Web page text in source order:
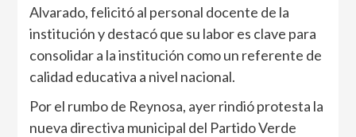
Alvarado, felicitó al personal docente de la
institución y destacó que su labor es clave para
consolidar a la institución como un referente de
calidad educativa a nivel nacional.
Por el rumbo de Reynosa, ayer rindió protesta la
nueva directiva municipal del Partido Verde